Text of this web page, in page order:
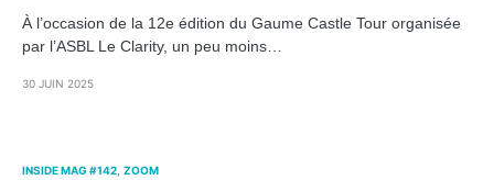
À l’occasion de la 12e édition du Gaume Castle Tour organisée
par l’ASBL Le Clarity, un peu moins…
30 JUIN 2025
INSIDE MAG #142 ZOOM